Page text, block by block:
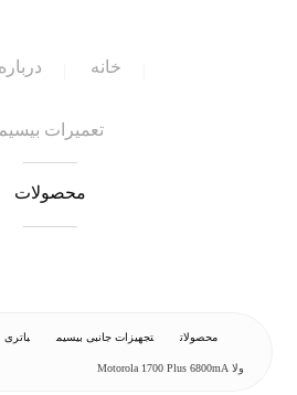
خانه
تعمیرات بیسیم
محصولات
محصولات تجهیزات جانبی بیسیم باتری
ولا Motorola 1700 Plus 6800mA